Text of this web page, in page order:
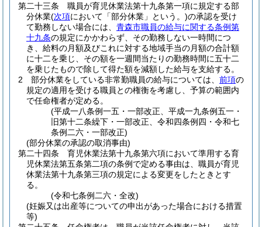
第二十三条
職員が育児休業法第十九条第一項に規定する部
分休業(次項において「部分休業」という。)の承認を受け
て勤務しない場合には、 青森市職員の給与に関する条例第
十九条の規定にかかわらず、その勤務しない一時間につ
き、給料の月額及びこれに対する地域手当の月額の合計額
に十二を乗じ、その額を一週間当たりの勤務時間に五十二
を乗じたもので除して得た額を減額した給与を支給する。
2
部分休業をしている非常勤職員の給与については、 前項の
規定の適用を受ける職員との権衡を考慮し、予算の範囲内
で任命権者が定める。
(平成一八条例一五・一部改正、平成一九条例五一・
旧第十二条繰下・一部改正、令和四条例四・令和七
条例二六・一部改正)
(部分休業の承認の取消事由)
第二十四条
育児休業法第十九条第六項において準用する育
児休業法第五条第二項の条例で定める事由は、職員が育児
休業法第十九条第三項の規定による変更をしたときとす
る。
(令和七条例二六・全改)
(妊娠又は出産等についての申出があった場合における措置
等)